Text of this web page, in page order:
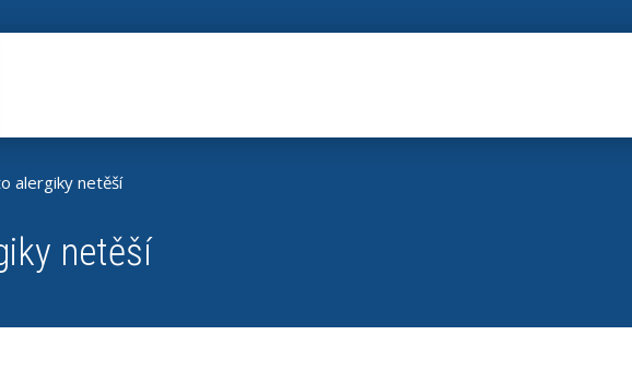
alergiky netěší
netěší